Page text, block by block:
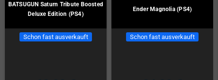
BATSUGUN Saturn Tribute Boosted
Deluxe Edition (PS4)
Schon fast ausverkauft
Ender Magnolia (PS4)
Schon fast ausverkauft